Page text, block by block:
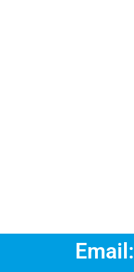
Email: